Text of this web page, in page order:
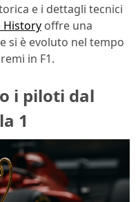
e i dettagli tecnici
History offre una
si è evoluto nel tempo
in F1.
i piloti dal
1